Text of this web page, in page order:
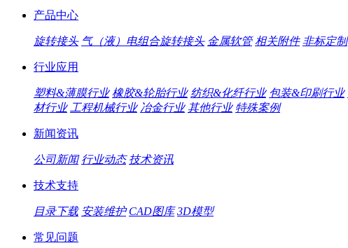
产品中心
旋转接头 气（液）电组合旋转接头 金属软管 相关附件 非标定制
行业应用
塑料&薄膜行业 橡胶&轮胎行业 纺织&化纤行业 包装&印刷行业
材行业 工程机械行业 冶金行业 其他行业 特殊案例
新闻资讯
公司新闻 行业动态 技术资讯
技术支持
目录下载 安装维护 CAD图库 3D模型
常见问题